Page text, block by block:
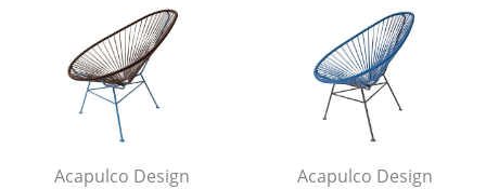
Schaukelstühle
Bürodrehstühle
Konferenzstühle
Bürosessel
Acapulco Design Acapulco Design